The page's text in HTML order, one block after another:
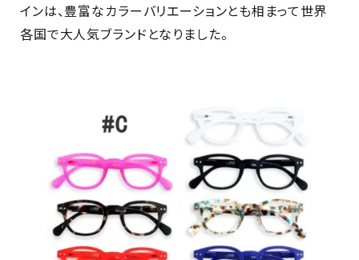
インは、豊富なカラーバリエーションとも相まって世界
各国で大人気ブランドとなりました。